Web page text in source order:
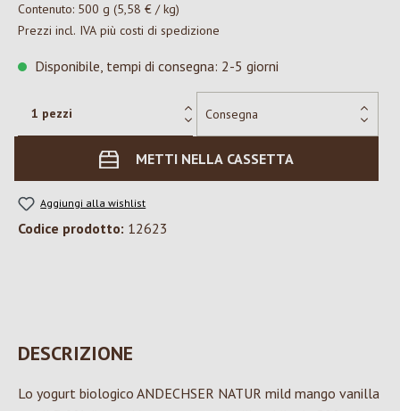
Contenuto: 500 g (5,58 € / kg)
Prezzi incl. IVA più costi di spedizione
Disponibile, tempi di consegna: 2-5 giorni
METTI NELLA CASSETTA
Aggiungi alla wishlist
Codice prodotto: 12623
DESCRIZIONE
Lo yogurt biologico ANDECHSER NATUR mild mango vanilla